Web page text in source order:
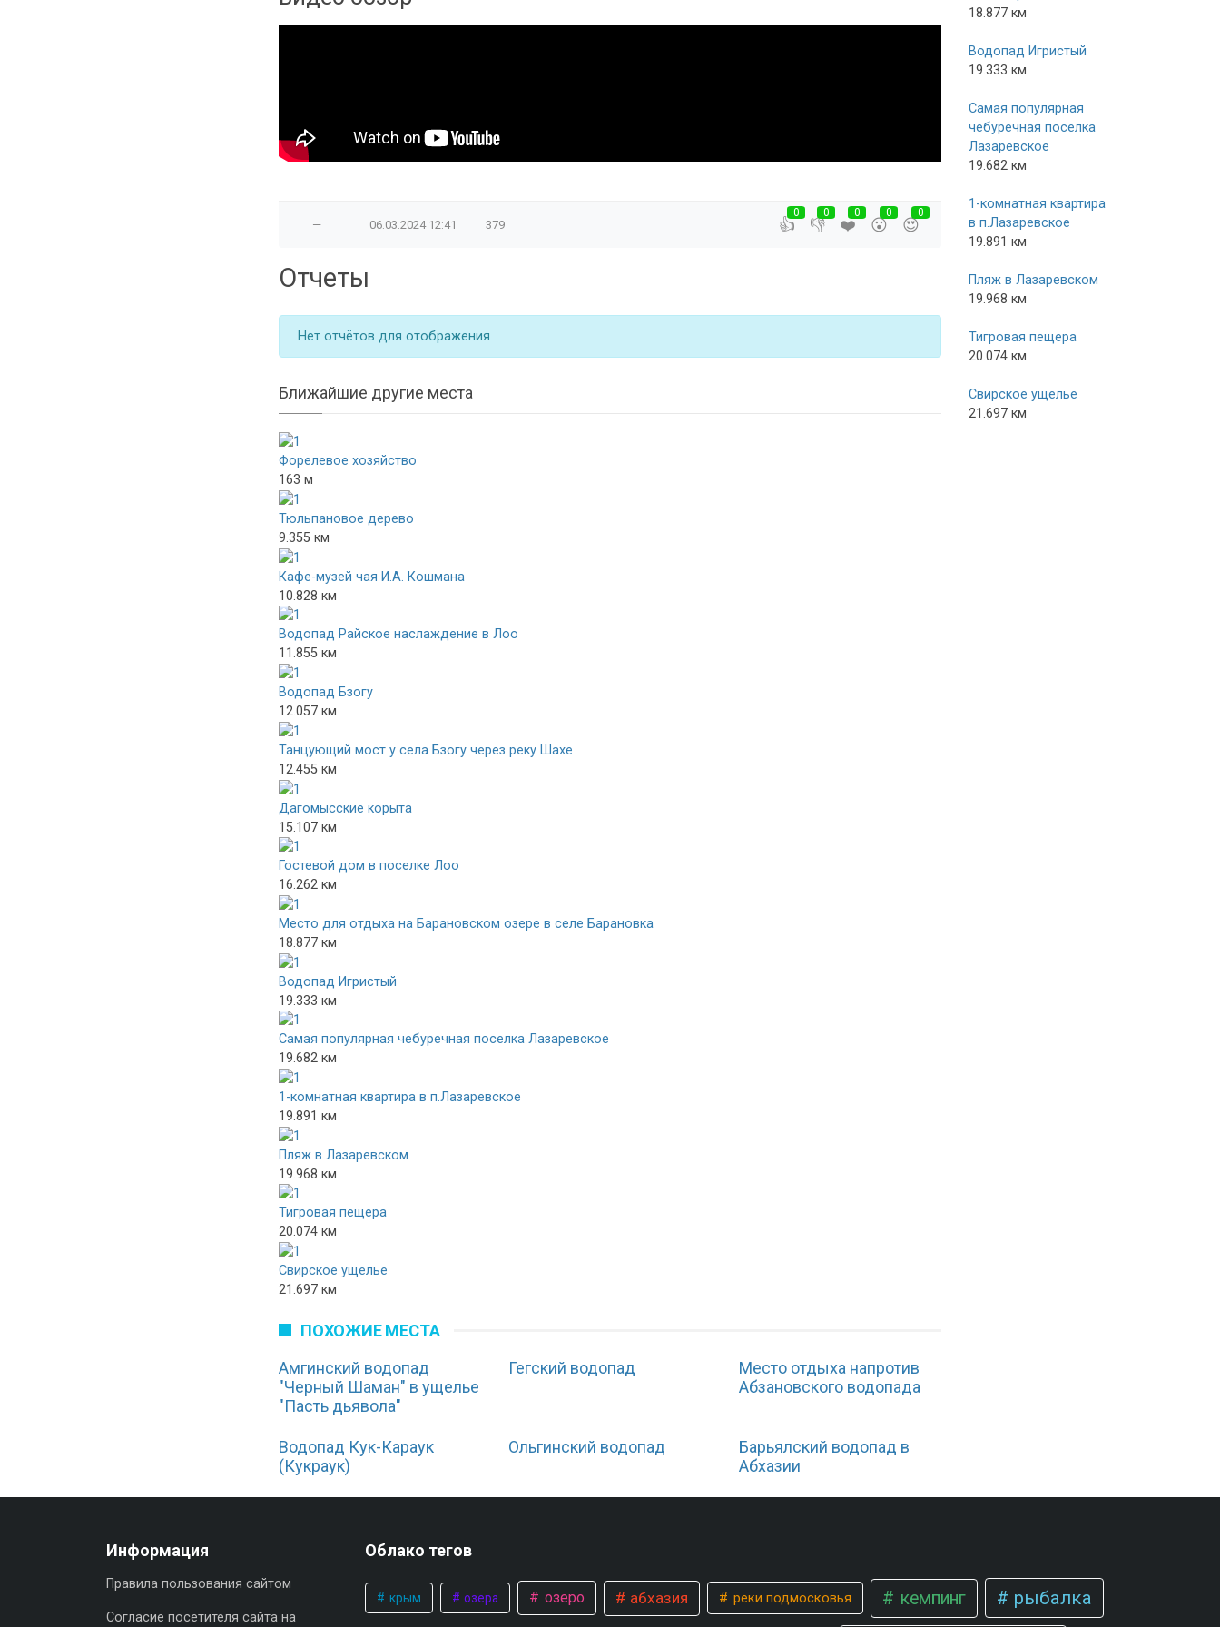
— 06.03.2024 12:41 379 👍
0
👎
0
❤️
0
😮
0
😍
0
Отчеты
Нет отчётов для отображения
Ближайшие другие места
Форелевое хозяйство
163 м
Тюльпановое дерево
9.355 км
Кафе-музей чая И.А. Кошмана
10.828 км
Водопад Райское наслаждение в Лоо
11.855 км
Водопад Бзогу
12.057 км
Танцующий мост у села Бзогу через реку Шахе
12.455 км
Дагомысские корыта
15.107 км
Гостевой дом в поселке Лоо
16.262 км
Место для отдыха на Барановском озере в селе Барановка
18.877 км
Водопад Игристый
19.333 км
Самая популярная чебуречная поселка Лазаревское
19.682 км
1-комнатная квартира в п.Лазаревское
19.891 км
Пляж в Лазаревском
19.968 км
Тигровая пещера
20.074 км
Свирское ущелье
21.697 км
ПОХОЖИЕ МЕСТА
Амгинский водопад
"Черный Шаман" в ущелье
"Пасть дьявола"
Гегский водопад
Место отдыха напротив
Абзановского водопада
Водопад Кук-Караук
(Кукраук)
Ольгинский водопад
Барьялский водопад в
Абхазии
18.877 км
Водопад Игристый
19.333 км
Самая популярная
чебуречная поселка
Лазаревское
19.682 км
1-комнатная квартира
в п.Лазаревское
19.891 км
Пляж в Лазаревском
19.968 км
Тигровая пещера
20.074 км
Свирское ущелье
21.697 км
Информация
Правила пользования сайтом
Согласие посетителя сайта на
Облако тегов
крым озера озеро абхазия реки подмосковья кемпинг рыбалка